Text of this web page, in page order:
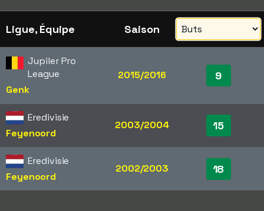
Ligue, Équipe Saison
Jupiler Pro
League
Genk
2015/2016 9
Eredivisie
Feyenoord
2003/2004 15
Eredivisie
Feyenoord
2002/2003 18